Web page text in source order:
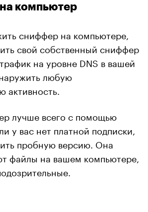
компьютер
сниффер на компьютере,
свой собственный сниффер
на уровне DNS в вашей
любую
активность.
лучше всего с помощью
у вас нет платной подписки,
пробную версию. Она
файлы на вашем компьютере,